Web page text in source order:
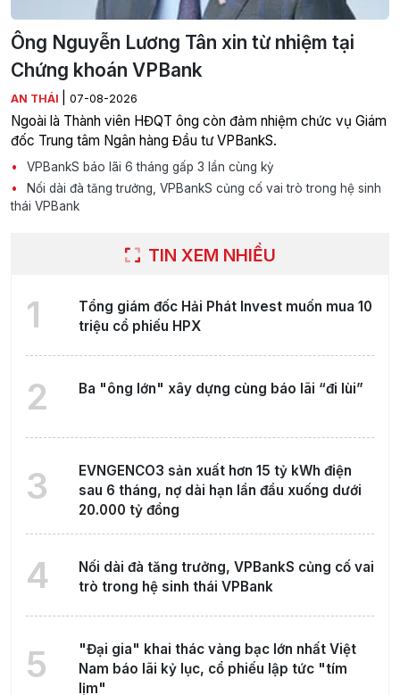
Ông Nguyễn Lương Tân xin từ nhiệm tại
Chứng khoán VPBank
AN THÁI 07-08-2026
Ngoài là Thành viên HĐQT ông còn đảm nhiệm chức vụ Giám
đốc Trung tâm Ngân hàng Đầu tư VPBankS.
VPBankS báo lãi 6 tháng gấp 3 lần cùng kỳ
Nối dài đà tăng trưởng, VPBankS củng cố vai trò trong hệ sinh
thái VPBank
TIN XEM NHIỀU
1
Tổng giám đốc Hải Phát Invest muốn mua 10
triệu cổ phiếu HPX
2 Ba "ông lớn" xây dựng cùng báo lãi “đi lùi”
3
EVNGENCO3 sản xuất hơn 15 tỷ kWh điện
sau 6 tháng, nợ dài hạn lần đầu xuống dưới
20.000 tỷ đồng
4
Nối dài đà tăng trưởng, VPBankS củng cố vai
trò trong hệ sinh thái VPBank
5
"Đại gia" khai thác vàng bạc lớn nhất Việt
Nam báo lãi kỷ lục, cổ phiếu lập tức "tím
lịm"